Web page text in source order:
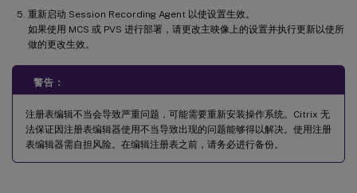
重新启动 Session Recording Agent 以使设置生效。
如果使用 MCS 或 PVS 进行部署，请更改主映像上的设置并执行更新以使所
做的更改生效。
警告：
注册表编辑不当会导致严重问题，可能需要重新安装操作系统。Citrix 无
法保证因注册表编辑器使用不当导致出现的问题能够得以解决。使用注册
表编辑器需自担风险。在编辑注册表之前，请务必进行备份。